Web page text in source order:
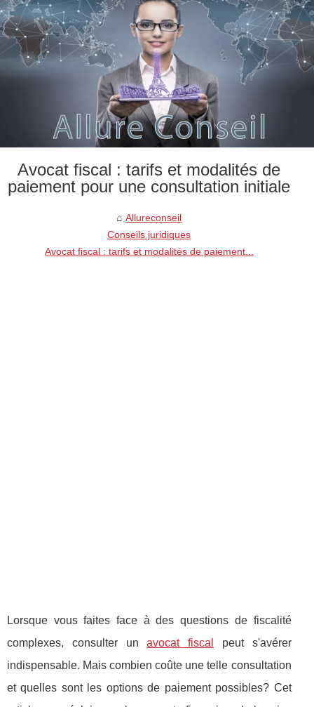
Avocat fiscal : tarifs et modalités de
paiement pour une consultation initiale
Allureconseil
Conseils juridiques
Avocat fiscal : tarifs et modalités de paiement...
Lorsque vous faites face à des questions de fiscalité
complexes, consulter unavocat fiscal
peut s'avérer
indispensable. Mais combien coûte une telle consultation
et quelles sont les options de paiement possibles? Cet